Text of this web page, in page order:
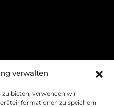
verwalten
zu bieten, verwenden wir
zu speichern